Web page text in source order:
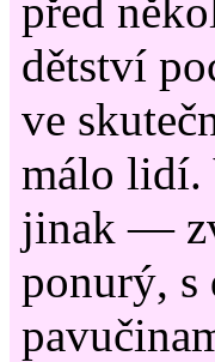
před
dětství
ve
málo lidí.
jinak —
ponurý, s